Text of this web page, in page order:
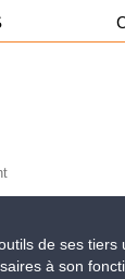
de ses tiers
à son